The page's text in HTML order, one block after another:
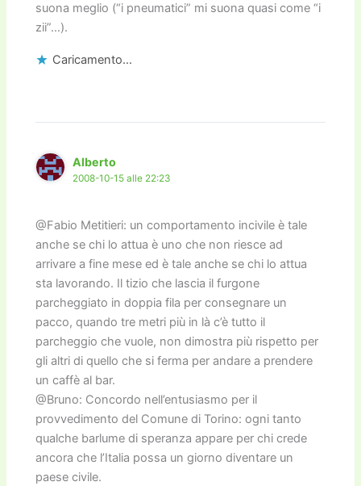
suona meglio (“i pneumatici” mi suona quasi come “i
zii”…).
Caricamento...
Alberto
2008-10-15 alle 22:23
@Fabio Metitieri: un comportamento incivile è tale
anche se chi lo attua è uno che non riesce ad
arrivare a fine mese ed è tale anche se chi lo attua
sta lavorando. Il tizio che lascia il furgone
parcheggiato in doppia fila per consegnare un
pacco, quando tre metri più in là c’è tutto il
parcheggio che vuole, non dimostra più rispetto per
gli altri di quello che si ferma per andare a prendere
un caffè al bar.
@Bruno: Concordo nell’entusiasmo per il
provvedimento del Comune di Torino: ogni tanto
qualche barlume di speranza appare per chi crede
ancora che l’Italia possa un giorno diventare un
paese civile.